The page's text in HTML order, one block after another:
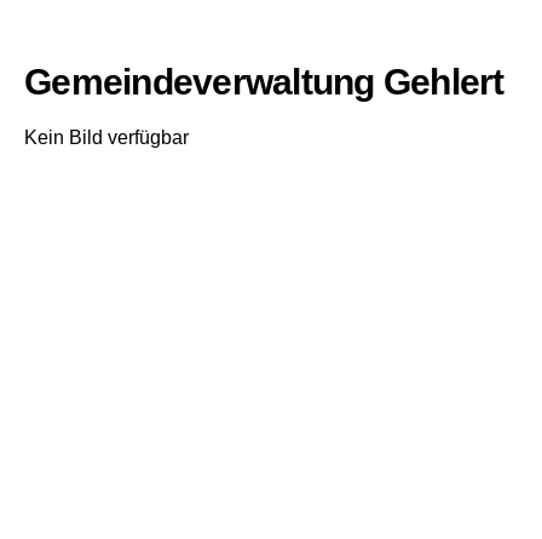
Gemeindeverwaltung Gehlert
Kein Bild verfügbar